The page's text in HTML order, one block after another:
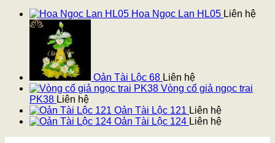
Hoa Ngọc Lan HL05 Liên hệ
Oản Tài Lộc 68 Liên hệ
Vòng cổ giả ngọc trai
PK38 Liên hệ
Oản Tài Lộc 121 Liên hệ
Oản Tài Lộc 124 Liên hệ